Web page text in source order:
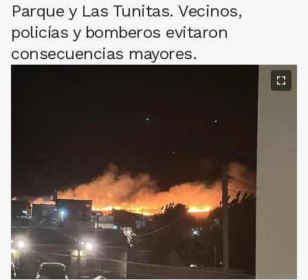
Parque y Las Tunitas. Vecinos,
policías y bomberos evitaron
consecuencias mayores.